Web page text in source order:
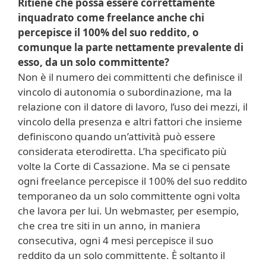
Ritiene che possa essere correttamente
inquadrato come freelance anche chi
percepisce il 100% del suo reddito, o
comunque la parte nettamente prevalente di
esso, da un solo committente?
Non è il numero dei committenti che definisce il
vincolo di autonomia o subordinazione, ma la
relazione con il datore di lavoro, l’uso dei mezzi, il
vincolo della presenza e altri fattori che insieme
definiscono quando un’attività può essere
considerata eterodiretta. L’ha specificato più
volte la Corte di Cassazione. Ma se ci pensate
ogni freelance percepisce il 100% del suo reddito
temporaneo da un solo committente ogni volta
che lavora per lui. Un webmaster, per esempio,
che crea tre siti in un anno, in maniera
consecutiva, ogni 4 mesi percepisce il suo
reddito da un solo committente. È soltanto il